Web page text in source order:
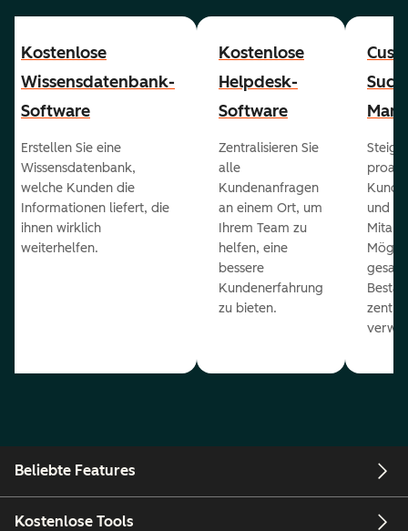
Kostenlose
Wissensdatenbank-
Software
Erstellen Sie eine
Wissensdatenbank,
welche Kunden die
Informationen liefert, die
ihnen wirklich
weiterhelfen.
Kostenlose
Helpdesk-
Software
Zentralisieren Sie
alle
Kundenanfragen
an einem Ort, um
Ihrem Team zu
helfen, eine
bessere
Kundenerfahrung
zu bieten.
und
Beliebte Features
Kostenlose Tools